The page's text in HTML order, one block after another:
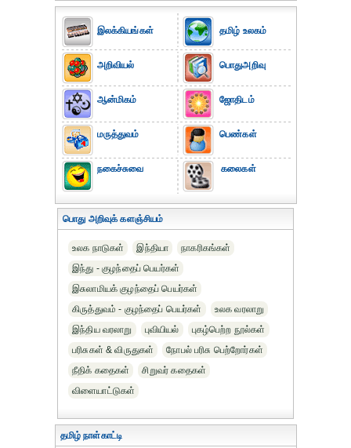
இலக்கியங்கள்
அறிவியல்
ஆன்மிகம்
மருத்துவம்
நகைச்சுவை
தமிழ் உலகம்
பொதுஅறிவு
ஜோதிடம்
பெண்கள்
கலைகள்
பொது அறிவுக் களஞ்சியம்
உலக நாடுகள் இந்தியா
நாகரிகங்கள்
இந்து - குழந்தைப் பெயர்கள்
இசுலாமியக் குழந்தைப் பெயர்கள்
கிருத்துவம் - குழந்தைப் பெயர்கள்
உலக வரலாறு
இந்திய வரலாறு
புவியியல்
புகழ்பெற்ற நூல்கள்
பரிசுகள் & விருதுகள்
நோபல் பரிசு‎ பெற்றோர்‎கள்
நீதிக் கதைகள்
சிறுவர் கதைகள்
விளையாட்டுகள்
தமிழ் நாள்காட்டி